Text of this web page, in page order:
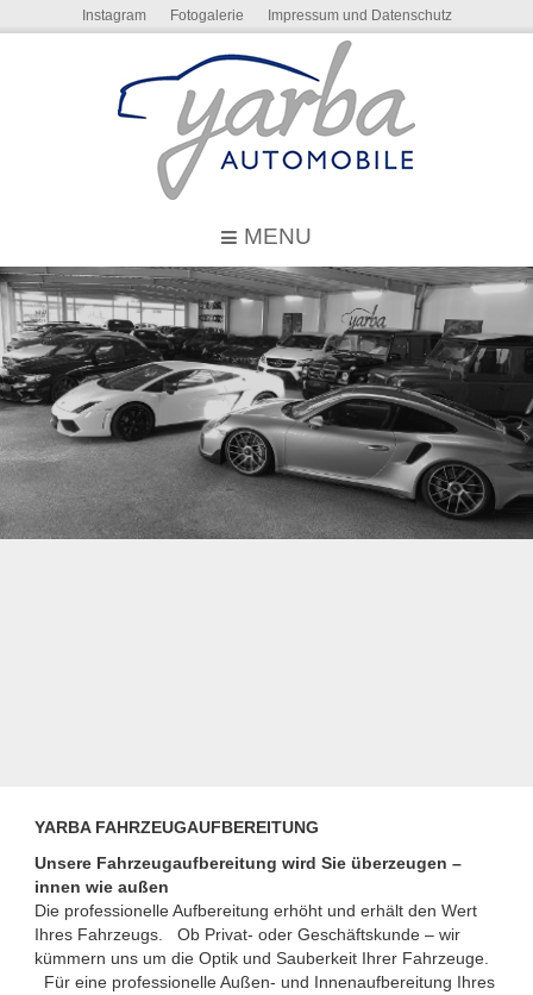
Instagram Fotogalerie Impressum und Datenschutz
MENU
YARBA FAHRZEUGAUFBEREITUNG
Unsere Fahrzeugaufbereitung wird Sie überzeugen –
innen wie außen
Die professionelle Aufbereitung erhöht und erhält den Wert
Ihres Fahrzeugs. Ob Privat- oder Geschäftskunde – wir
kümmern uns um die Optik und Sauberkeit Ihrer Fahrzeuge.
Für eine professionelle Außen- und Innenaufbereitung Ihres